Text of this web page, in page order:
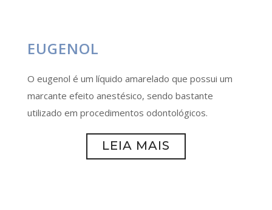
EUGENOL
O eugenol é um líquido amarelado que possui um
marcante efeito anestésico, sendo bastante
utilizado em procedimentos odontológicos.
LEIA MAIS